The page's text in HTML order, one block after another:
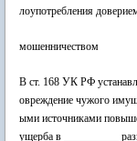
лоупотребления
мошенничеством
В ст. 168 УК РФ
овреждение чужого
ыми источниками
ущерба в __________